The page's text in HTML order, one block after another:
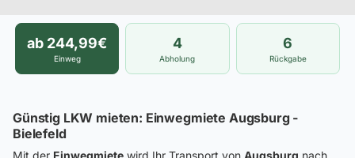
ab 244,99€
Einweg
4
Abholung
6
Rückgabe
Günstig LKW mieten: Einwegmiete Augsburg -
Bielefeld
Mit der Einwegmiete wird Ihr Transport von Augsburg nach